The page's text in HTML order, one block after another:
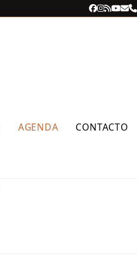
Facebook
RSS
AGENDA CONTACTO